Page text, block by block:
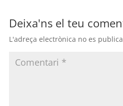
Deixa'ns el teu
L'adreça electrònica no es